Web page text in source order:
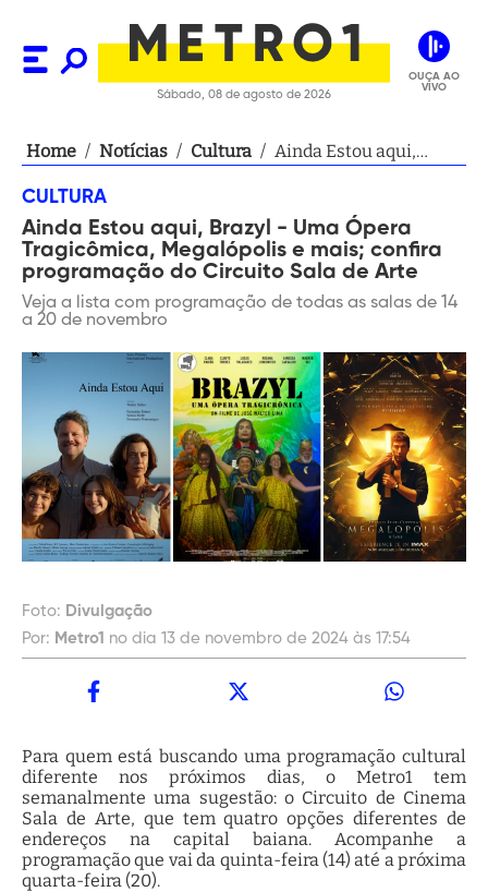
Sábado, 08 de agosto de 2026
OUÇA AO
VIVO
Home / Notícias / Cultura / Ainda Estou aqui,
Megalópolis e mais;
confira programação
do Circuito Sala de
Arte
CULTURA
Ainda Estou aqui, Brazyl - Uma Ópera
Tragicômica, Megalópolis e mais; confira
programação do Circuito Sala de Arte
Veja a lista com programação de todas as salas de 14
a 20 de novembro
Foto: Divulgação
Por: Metro1 no dia 13 de novembro de 2024 às 17:54
Para quem está buscando uma programação cultural
diferente nos próximos dias, o Metro1 tem
semanalmente uma sugestão: o Circuito de Cinema
Sala de Arte, que tem quatro opções diferentes de
endereços na capital baiana. Acompanhe a
programação que vai da quinta-feira (14) até a próxima
quarta-feira (20).